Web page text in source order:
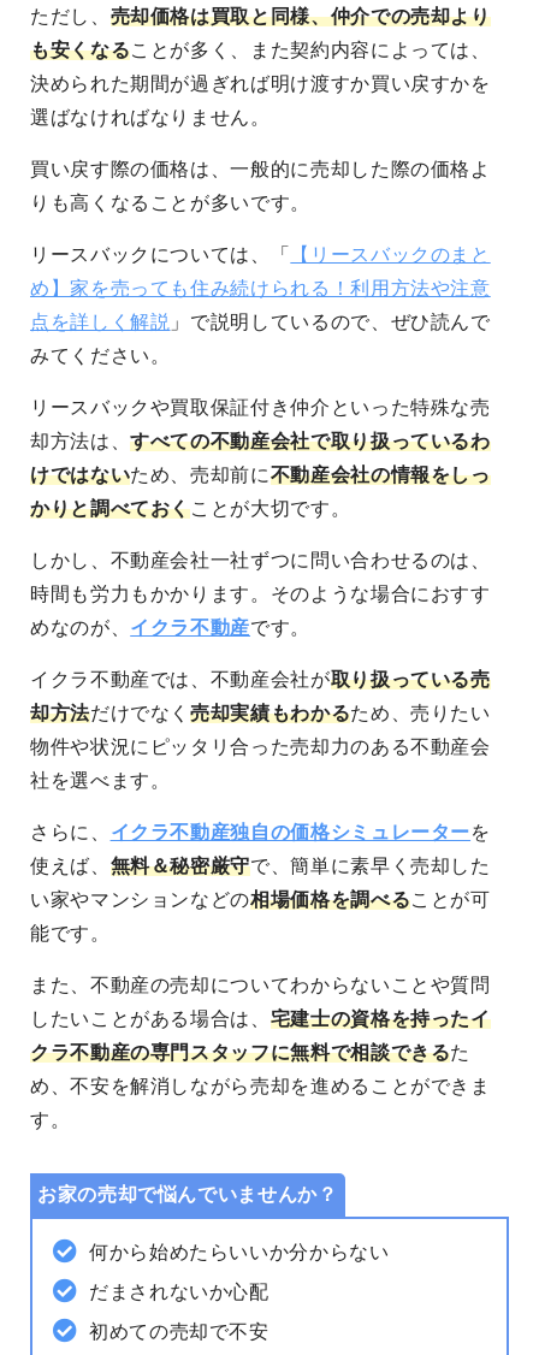
ただし、 売却価格は買取と同様、仲介での売却より
も安くなることが多く、また契約内容によっては、
決められた期間が過ぎれば明け渡すか買い戻すかを
選ばなければなりません。
買い戻す際の価格は、一般的に売却した際の価格よ
りも高くなることが多いです。
リースバックについては、「
【リースバックのまと
め】家を売っても住み続けられる！利用方法や注意
点を詳しく解説 」で説明しているので、ぜひ読んで
みてください。
リースバックや買取保証付き仲介といった特殊な売
却方法は、すべての不動産会社で取り扱っているわ
けではないため、売却前に不動産会社の情報をしっ
かりと調べておくことが大切です。
しかし、 不動産会社一社ずつに問い合わせるのは、
時間も労力もかかります 。そのような場合におすす
めなのが、 イクラ不動産です。
イクラ不動産では、 不動産会社が取り扱っている売
却方法だけでなく売却実績もわかるため、売りたい
物件や状況にピッタリ合った売却力のある不動産会
社を選べます 。
さらに、 イクラ不動産独自の価格シミュレーターを
使えば、 無料＆秘密厳守で、簡単に素早く売却した
い家やマンションなどの相場価格を調べることが可
能です。
また、不動産の売却についてわからないことや質問
したいことがある場合は、 宅建士の資格を持ったイ
クラ不動産の専門スタッフに無料で相談できるた
め、不安を解消 しながら売却を進めることができま
す。
お家の売却で悩んでいませんか？
何から始めたらいいか分からない
だまされないか心配
初めての売却で不安